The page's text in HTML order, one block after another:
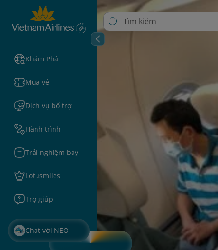
Khám Phá
Mua vé
Dịch vụ bổ trợ
Hành trình
Trải nghiệm bay
Lotusmiles
Trợ giúp
Chat với NEO